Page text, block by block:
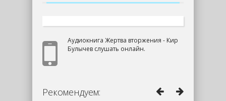
Аудиокнига Жертва вторжения - Кир
Булычев слушать онлайн.
Рекомендуем: